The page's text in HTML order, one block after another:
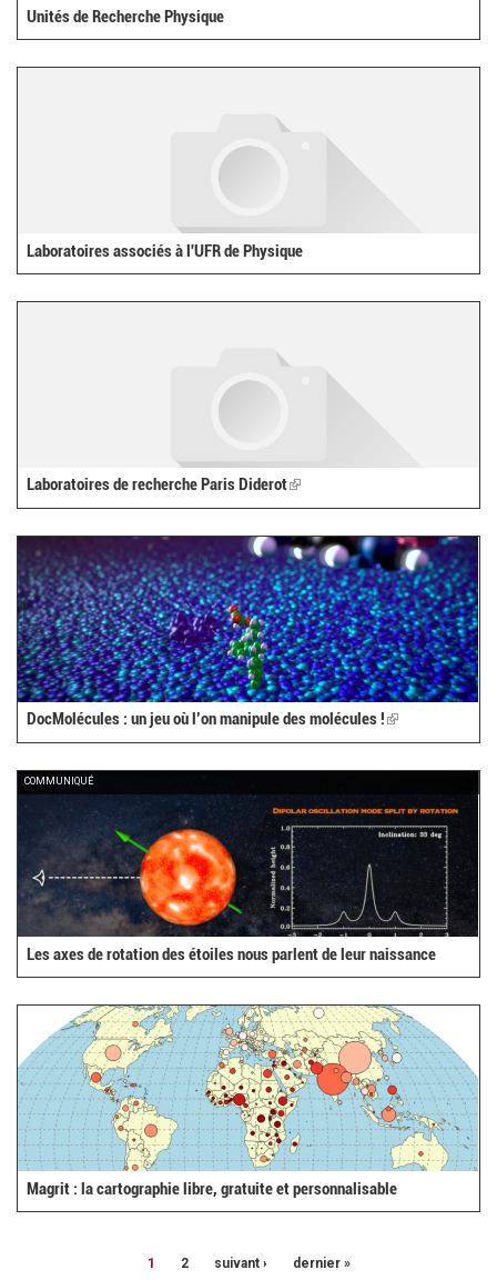
Unités de Recherche Physique
Laboratoires associés à l'UFR de Physique
Laboratoires de recherche Paris Diderot(link
DocMolécules : un jeu où l’on manipule des molécules !(link
COMMUNIQUÉ
Les axes de rotation des étoiles nous parlent de leur naissance
Magrit : la cartographie libre, gratuite et personnalisable
1 2 suivant › dernier »